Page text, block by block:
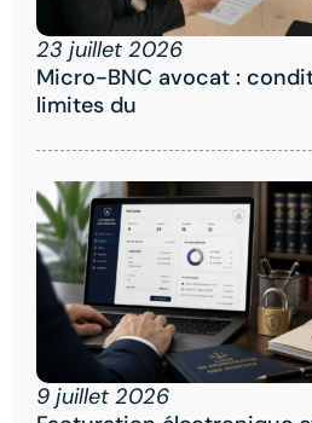
23 juillet 2026
Micro-BNC avocat :
limites du
9 juillet 2026